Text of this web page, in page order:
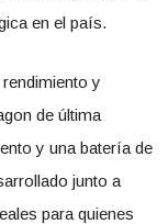
en el país.
y
de última
y una batería de
junto a
para quienes